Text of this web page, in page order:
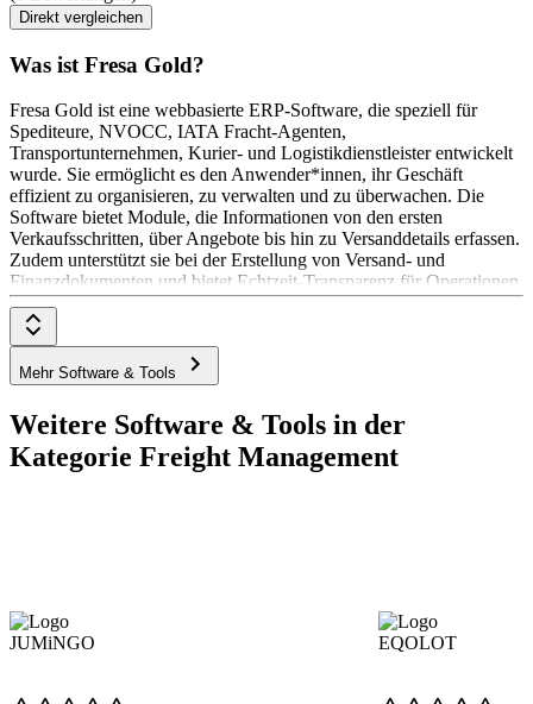
Direkt vergleichen
Was ist Fresa Gold?
Fresa Gold ist eine webbasierte ERP-Software, die speziell für
Spediteure, NVOCC, IATA Fracht-Agenten,
Transportunternehmen, Kurier- und Logistikdienstleister entwickelt
wurde. Sie ermöglicht es den Anwender*innen, ihr Geschäft
effizient zu organisieren, zu verwalten und zu überwachen. Die
Software bietet Module, die Informationen von den ersten
Verkaufsschritten, über Angebote bis hin zu Versanddetails erfassen.
Zudem unterstützt sie bei der Erstellung von Versand- und
Finanzdokumenten und bietet Echtzeit-Transparenz für Operationen
und Finanzen innerhalb der Organisation und für die
Endkunden*innen. Fresa Gold ist hoch skalierbar und hilft dabei,
Ressourcen zu optimieren, Verwaltungskosten zu senken und die
Servicequalität und Rentabilität zu steigern. Die Preisgestaltung für
Fresa Gold ist nicht explizit angegeben und kann direkt beim
Anbieter erfragt werden.
Mehr Software & Tools
Weitere Software & Tools in der
Kategorie Freight Management
JUMiNGO EQOLOT